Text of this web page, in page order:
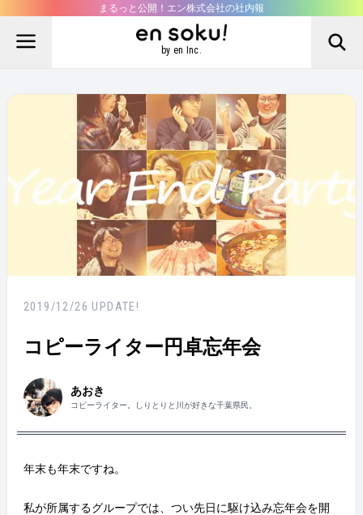
まるっと公開！エン株式会社の社内報
by en Inc.
2019/12/26 UPDATE!
コピーライター円卓忘年会
あおき
コピーライター。しりとりと川が好きな千葉県民。
年末も年末ですね。
私が所属するグループでは、つい先日に駆け込み忘年会を開